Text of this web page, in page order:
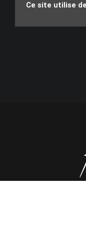
Ce site utilise